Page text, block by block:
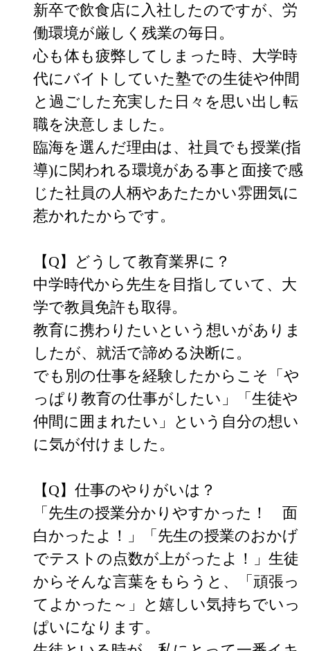
新卒で飲食店に入社したのですが、労
働環境が厳しく残業の毎日。
心も体も疲弊してしまった時、大学時
代にバイトしていた塾での生徒や仲間
と過ごした充実した日々を思い出し転
職を決意しました。
臨海を選んだ理由は、社員でも授業(指
導)に関われる環境がある事と面接で感
じた社員の人柄やあたたかい雰囲気に
惹かれたからです。
【Q】どうして教育業界に？
中学時代から先生を目指していて、大
学で教員免許も取得。
教育に携わりたいという想いがありま
したが、就活で諦める決断に。
でも別の仕事を経験したからこそ「や
っぱり教育の仕事がしたい」「生徒や
仲間に囲まれたい」という自分の想い
に気が付けました。
【Q】仕事のやりがいは？
「先生の授業分かりやすかった！　面
白かったよ！」「先生の授業のおかげ
でテストの点数が上がったよ！」生徒
からそんな言葉をもらうと、「頑張っ
てよかった～」と嬉しい気持ちでいっ
ぱいになります。